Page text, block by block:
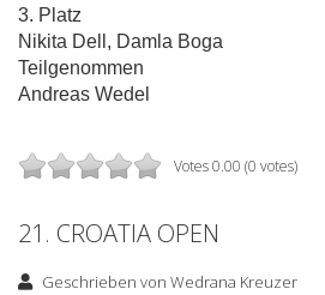
3. Platz
Nikita Dell, Damla Boga
Teilgenommen
Andreas Wedel
Votes 0.00 (0 votes)
21. CROATIA OPEN
Geschrieben vonWedrana Kreuzer